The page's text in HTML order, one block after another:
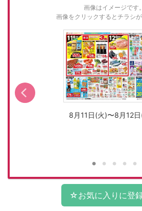
画像はイメージです。
画像をクリックするとチラシが
8月11日(火)〜8月12